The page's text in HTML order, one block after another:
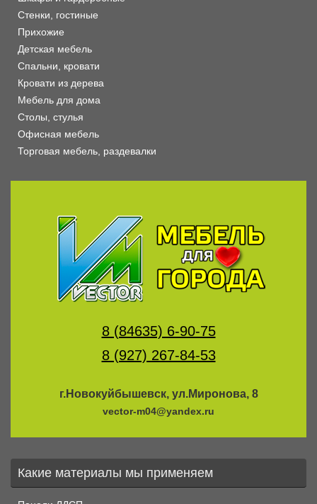
Стенки, гостиные
Прихожие
Детская мебель
Спальни, кровати
Кровати из дерева
Мебель для дома
Столы, стулья
Офисная мебель
Торговая мебель, раздевалки
8 (84635) 6-90-75
8 (927) 267-84-53
г.Новокуйбышевск, ул.Миронова, 8
vector-m04@yandex.ru
Какие материалы мы применяем